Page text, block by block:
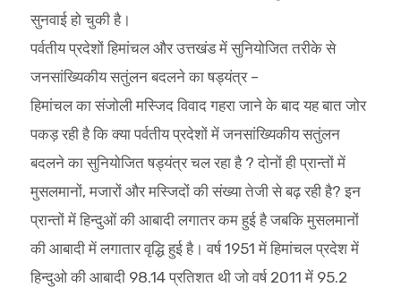
सुनवाई हो चुकी है।
पर्वतीय प्रदेशों हिमांचल और उत्तखंड में सुनियोजित तरीके से
जनसांख्यिकीय सतुंलन बदलने का षड्यंत्र –
हिमांचल का संजोली मस्जिद विवाद गहरा जाने के बाद यह बात जोर
पकड़ रही है कि क्या पर्वतीय प्रदेशों में जनसांख्यिकीय सतुंलन
बदलने का सुनियोजित षड्यंत्र चल रहा है ? दोनों ही प्रान्तों में
मुसलमानों, मजारों और मस्जिदों की संख्या तेजी से बढ़ रही है? इन
प्रान्तों में हिन्दुओं की आबादी लगातर कम हुई है जबकि मुसलमानों
की आबादी में लगातार वृद्धि हुई है। वर्ष 1951 में हिमांचल प्रदेश में
हिन्दुओ की आबादी 98.14 प्रतिशत थी जो वर्ष 2011 में 95.2